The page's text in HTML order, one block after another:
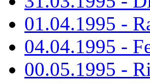
01.04.1995 -
04.04.1995 -
00.05.1995 -